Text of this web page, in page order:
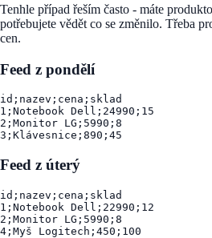
Tenhle případ řeším často - máte
potřebujete vědět co se změnilo. Třeba
cen.
Feed z pondělí
id;nazev;cena;sklad
1;Notebook Dell;24990;15
2;Monitor LG;5990;8
3;Klávesnice;890;45
Feed z úterý
id;nazev;cena;sklad
1;Notebook Dell;22990;12
2;Monitor LG;5990;8
4;Myš Logitech;450;100